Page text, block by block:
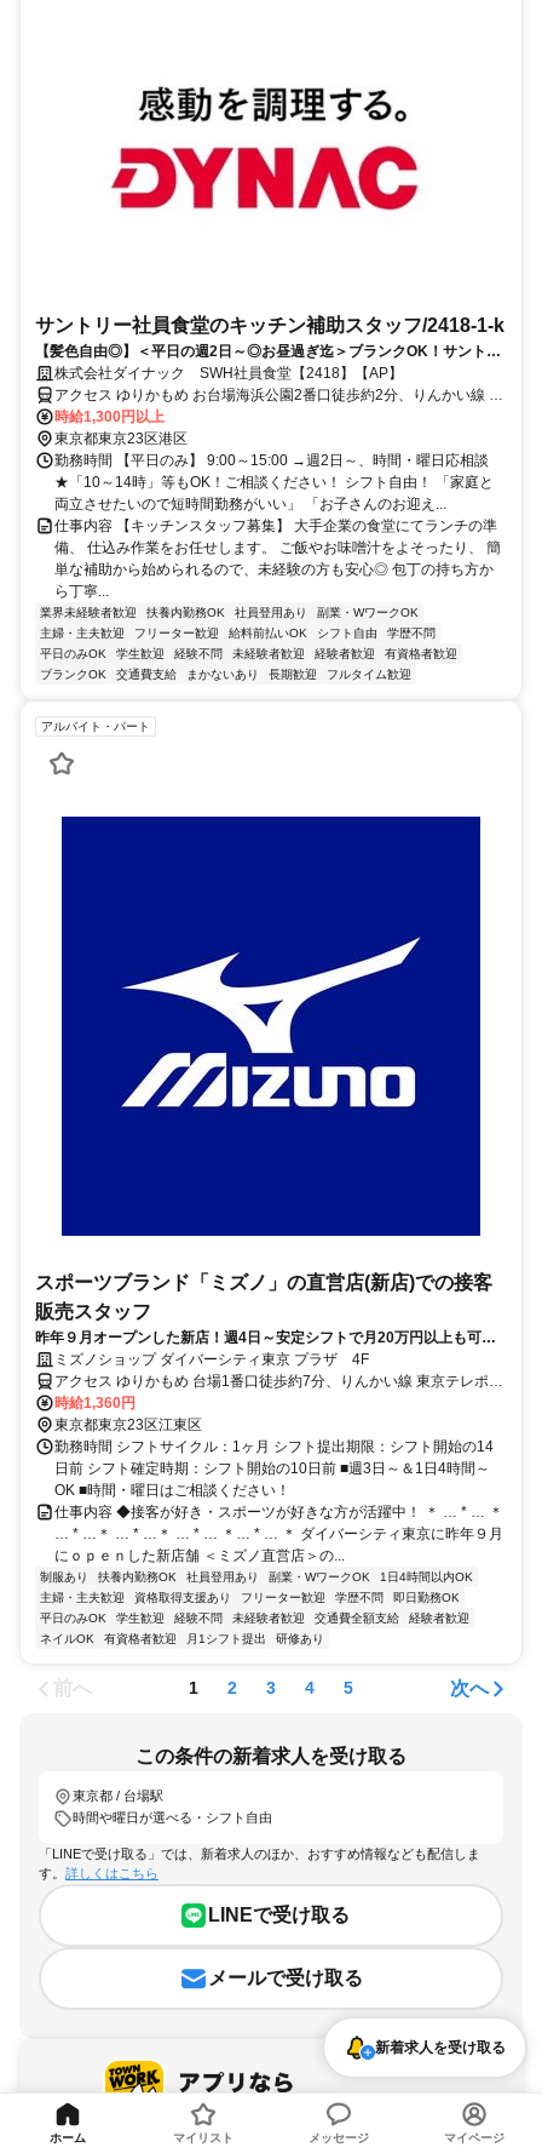
サントリー社員食堂のキッチン補助スタッフ/2418-1-k
【髪色自由◎】＜平日の週2日～◎お昼過ぎ迄＞ブランクOK！サントリ
ー社員食堂の調理補助！未経験・主婦さんも活躍中！お台場駅チカ♪前払
いOK
株式会社ダイナック SWH社員食堂【2418】【AP】
アクセス ゆりかもめ お台場海浜公園2番口徒歩約2分、りんかい線 東
京テレポートエレベータ出入口徒歩約3分、ゆりかもめ 青海（東京
都）1番口徒歩約7分
時給1,300円以上
東京都東京23区港区
勤務時間 【平日のみ】 9:00～15:00 →週2日～、時間・曜日応相談
★「10～14時」等もOK！ご相談ください！ シフト自由！ 「家庭と
両立させたいので短時間勤務がいい」 「お子さんのお迎え...
仕事内容 【キッチンスタッフ募集】 大手企業の食堂にてランチの準
備、 仕込み作業をお任せします。 ご飯やお味噌汁をよそったり、 簡
単な補助から始められるので、未経験の方も安心◎ 包丁の持ち方か
ら丁寧...
業界未経験者歓迎 扶養内勤務OK 社員登用あり
副業・WワークOK
主婦・主夫歓迎
フリーター歓迎 給料前払いOK シフト自由
学歴不問
平日のみOK
学生歓迎 経験不問 未経験者歓迎 経験者歓迎
有資格者歓迎
ブランクOK
交通費支給 まかないあり 長期歓迎 フルタイム歓迎
アルバイト・パート
スポーツブランド「ミズノ」の直営店(新店)での接客
販売スタッフ
昨年９月オープンした新店！週4日～安定シフトで月20万円以上も可能
◎正社員登用制度あり
ミズノショップ ダイバーシティ東京 プラザ 4F
アクセス ゆりかもめ 台場1番口徒歩約7分、りんかい線 東京テレポー
トA口徒歩約7分、ゆりかもめ 青海（東京都）1番口徒歩約8分
時給1,360円
東京都東京23区江東区
勤務時間 シフトサイクル：1ヶ月 シフト提出期限：シフト開始の14
日前 シフト確定時期：シフト開始の10日前 ■週3日～＆1日4時間～
OK ■時間・曜日はご相談ください！
仕事内容 ◆接客が好き・スポーツが好きな方が活躍中！ ＊ … * … ＊
… * …＊ … * …＊ … * … ＊… * … ＊ ダイバーシティ東京に昨年９月
にｏｐｅｎした新店舗 ＜ミズノ直営店＞の...
制服あり 扶養内勤務OK 社員登用あり 副業・WワークOK
1日4時間以内OK
主婦・主夫歓迎
資格取得支援あり フリーター歓迎 学歴不問
即日勤務OK
平日のみOK
学生歓迎 経験不問 未経験者歓迎 交通費全額支給
経験者歓迎
ネイルOK
有資格者歓迎 月1シフト提出 研修あり
前へ 1 2 3 4 5 次へ
この条件の新着求人を受け取る
東京都 / 台場駅
時間や曜日が選べる・シフト自由
「LINEで受け取る」では、新着求人のほか、おすすめ情報なども配信しま
す。 詳しくはこちら
LINEで受け取る
メールで受け取る
新着求人を受け取る
ホーム マイリスト メッセージ マイページ